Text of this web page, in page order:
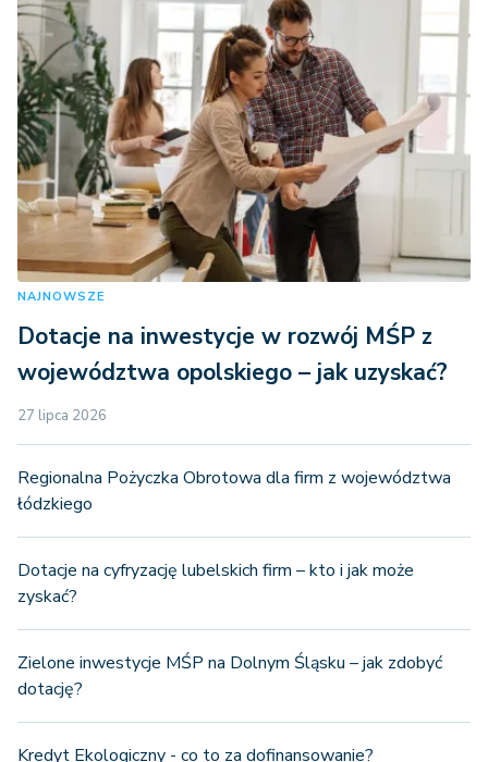
NAJNOWSZE
Dotacje na inwestycje w rozwój MŚP z
województwa opolskiego – jak uzyskać?
27 lipca 2026
Regionalna Pożyczka Obrotowa dla firm z województwa
łódzkiego
Dotacje na cyfryzację lubelskich firm – kto i jak może
zyskać?
Zielone inwestycje MŚP na Dolnym Śląsku – jak zdobyć
dotację?
Kredyt Ekologiczny - co to za dofinansowanie?